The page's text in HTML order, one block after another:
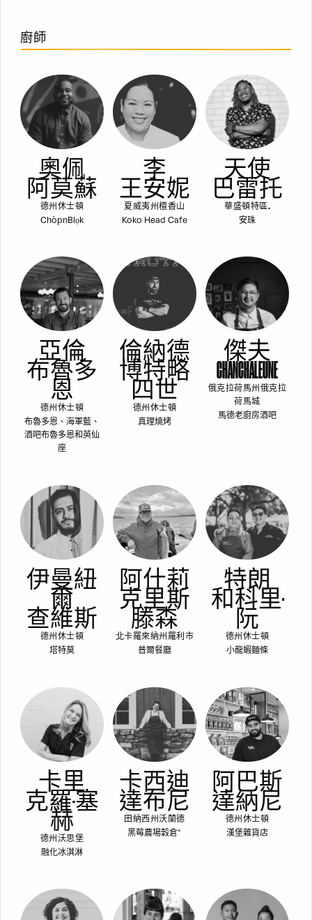
廚師
奧佩
阿莫蘇
德州休士頓
ChòpnBlọk
李
王安妮
夏威夷州檀香山
Koko Head Cafe
天使
巴雷托
華盛頓特區.
安珠
亞倫
布魯多
恩
德州休士頓
布魯多恩、海軍藍、
酒吧布魯多恩和英仙
座
倫納德
博特略
四世
德州休士頓
真理燒烤
傑夫
CHANCHALEUNE
俄克拉荷馬州俄克拉
荷馬城
馬德老廚房酒吧
伊曼紐
爾
查維斯
德州休士頓
塔特莫
阿什莉
克里斯
滕森
北卡羅來納州羅利市
普爾餐廳
特朗
和科里·
阮
德州休士頓
小龍蝦麵條
卡里
克羅-塞
赫
德州沃思堡
融化冰淇淋
卡西迪
達布尼
田納西州沃蘭德
黑莓農場穀倉®
阿巴斯
達納尼
德州休士頓
漢堡雜貨店